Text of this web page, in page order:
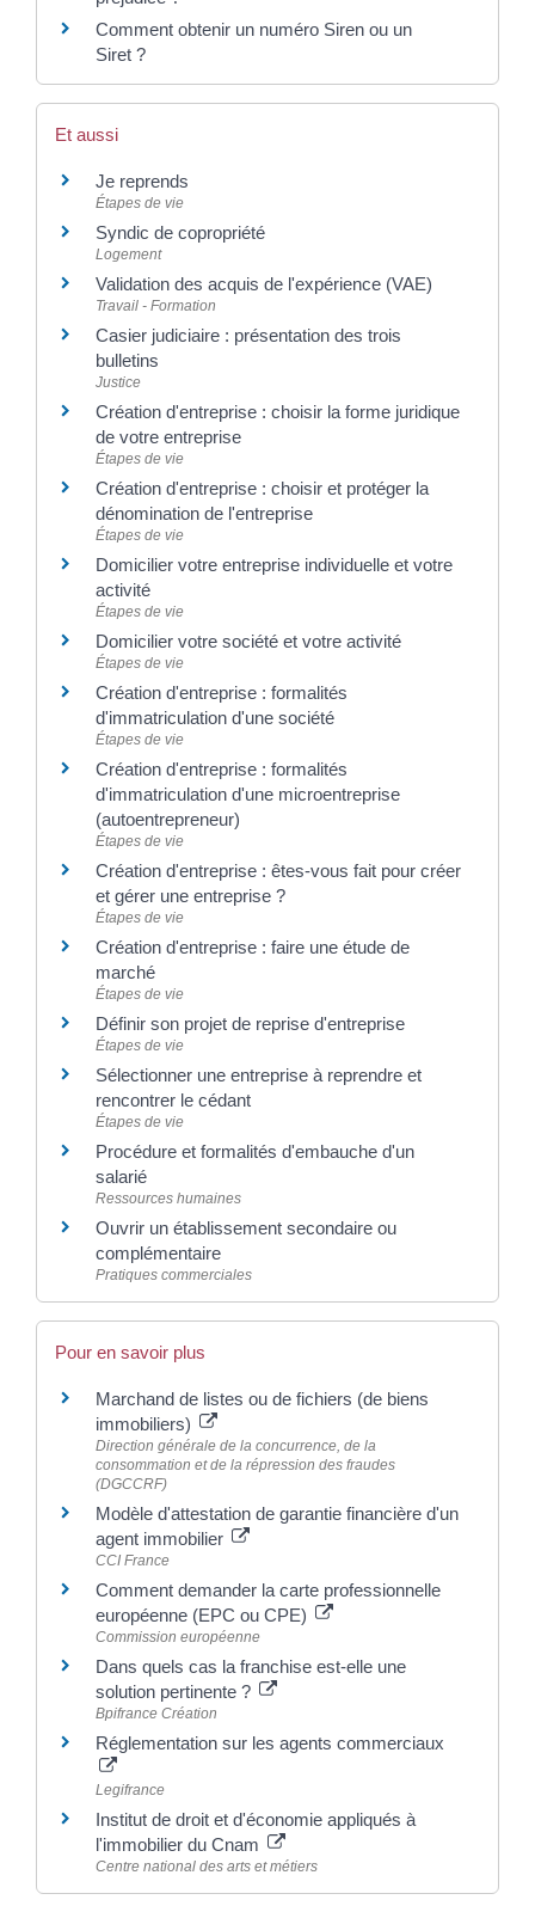
Comment obtenir un numéro Siren ou un
Siret ?
Et aussi
Je reprends
Étapes de vie
Syndic de copropriété
Logement
Validation des acquis de l'expérience (VAE)
Travail - Formation
Casier judiciaire : présentation des trois
bulletins
Justice
Création d'entreprise : choisir la forme juridique
de votre entreprise
Étapes de vie
Création d'entreprise : choisir et protéger la
dénomination de l'entreprise
Étapes de vie
Domicilier votre entreprise individuelle et votre
activité
Étapes de vie
Domicilier votre société et votre activité
Étapes de vie
Création d'entreprise : formalités
d'immatriculation d'une société
Étapes de vie
Création d'entreprise : formalités
d'immatriculation d'une microentreprise
(autoentrepreneur)
Étapes de vie
Création d'entreprise : êtes-vous fait pour créer
et gérer une entreprise ?
Étapes de vie
Création d'entreprise : faire une étude de
marché
Étapes de vie
Définir son projet de reprise d'entreprise
Étapes de vie
Sélectionner une entreprise à reprendre et
rencontrer le cédant
Étapes de vie
Procédure et formalités d'embauche d'un
salarié
Ressources humaines
Ouvrir un établissement secondaire ou
complémentaire
Pratiques commerciales
Pour en savoir plus
Marchand de listes ou de fichiers (de biens
immobiliers)
Direction générale de la concurrence, de la
consommation et de la répression des fraudes
(DGCCRF)
Modèle d'attestation de garantie financière d'un
agent immobilier
CCI France
Comment demander la carte professionnelle
européenne (EPC ou CPE)
Commission européenne
Dans quels cas la franchise est-elle une
solution pertinente ?
Bpifrance Création
Réglementation sur les agents commerciaux
Legifrance
Institut de droit et d'économie appliqués à
l'immobilier du Cnam
Centre national des arts et métiers